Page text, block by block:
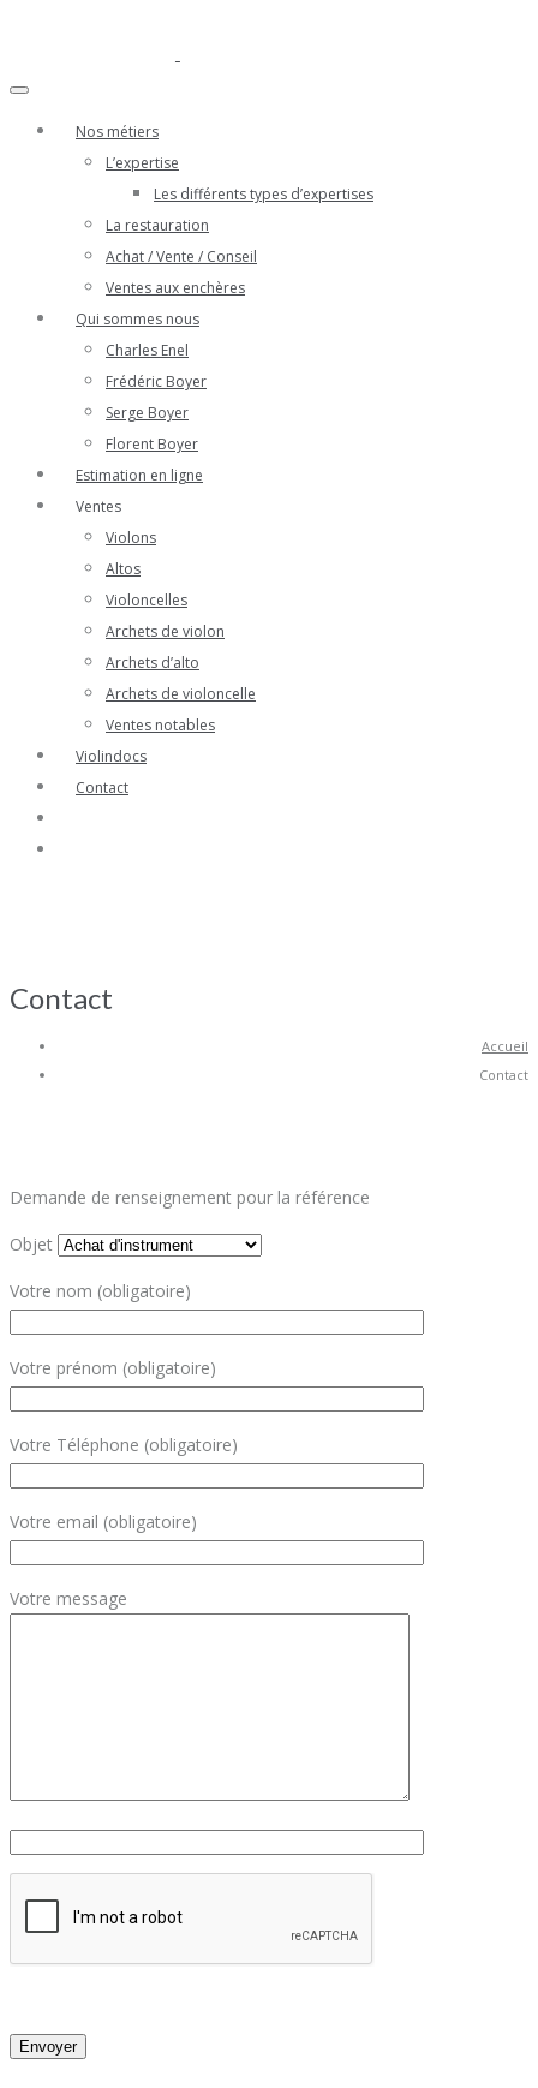
Nos métiers
L’expertise
Les différents types d’expertises
La restauration
Achat / Vente / Conseil
Ventes aux enchères
Qui sommes nous
Charles Enel
Frédéric Boyer
Serge Boyer
Florent Boyer
Estimation en ligne
Ventes
Violons
Altos
Violoncelles
Archets de violon
Archets d’alto
Archets de violoncelle
Ventes notables
Violindocs
Contact
Contact
Accueil
Contact
Demande de renseignement pour la référence
Objet
Votre nom (obligatoire)
Votre prénom (obligatoire)
Votre Téléphone (obligatoire)
Votre email (obligatoire)
Votre message